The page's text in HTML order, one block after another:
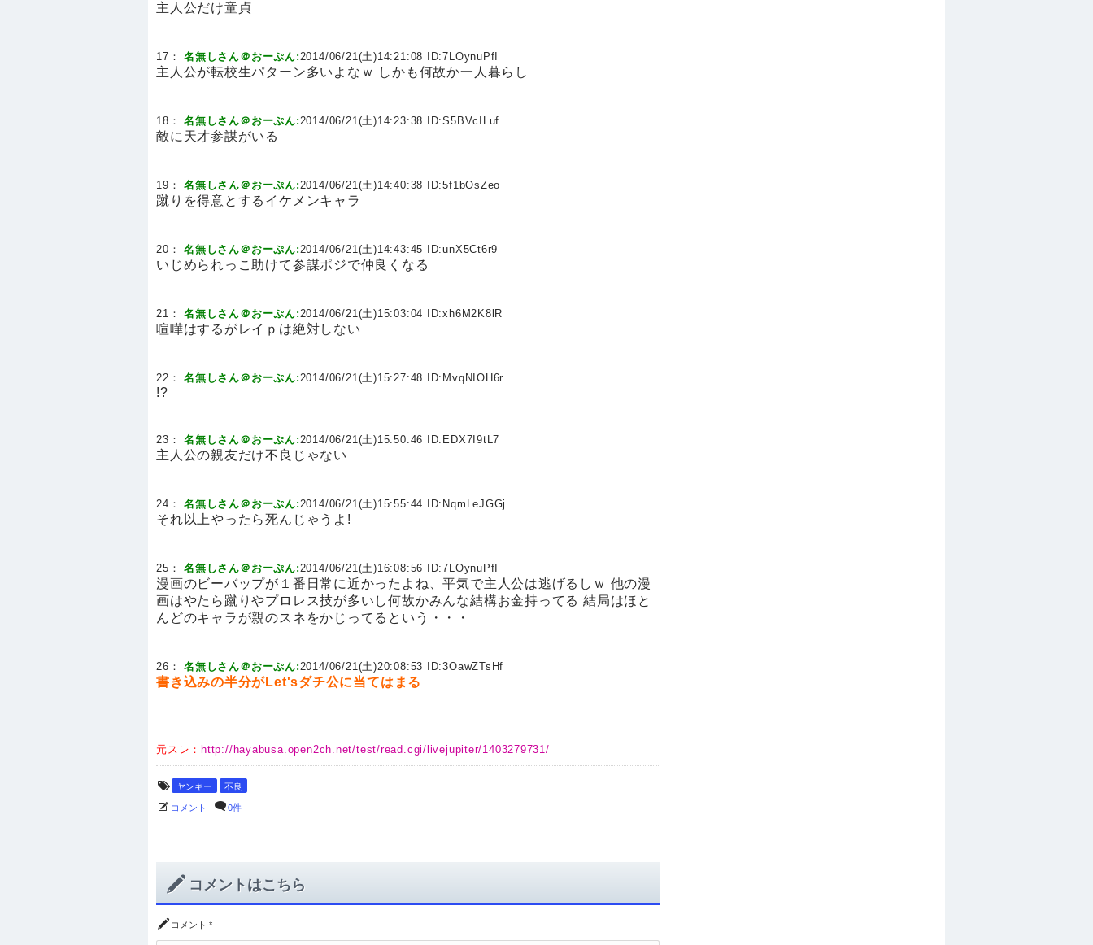
主人公だけ童貞
17：名無しさん＠おーぷん:2014/06/21(土)14:21:08 ID:7LOynuPfI
主人公が転校生パターン多いよなｗ しかも何故か一人暮らし
18：名無しさん＠おーぷん:2014/06/21(土)14:23:38 ID:S5BVcILuf
敵に天才参謀がいる
19：名無しさん＠おーぷん:2014/06/21(土)14:40:38 ID:5f1bOsZeo
蹴りを得意とするイケメンキャラ
20：名無しさん＠おーぷん:2014/06/21(土)14:43:45 ID:unX5Ct6r9
いじめられっこ助けて参謀ポジで仲良くなる
21：名無しさん＠おーぷん:2014/06/21(土)15:03:04 ID:xh6M2K8lR
喧嘩はするがレイｐは絶対しない
22：名無しさん＠おーぷん:2014/06/21(土)15:27:48 ID: MvqNIOH6r
!?
23：名無しさん＠おーぷん:2014/06/21(土)15:50:46 ID: EDX7I9tL7
主人公の親友だけ不良じゃない
24：名無しさん＠おーぷん:2014/06/21(土)15:55:44 ID: NqmLeJGGj
それ以上やったら死んじゃうよ!
25：名無しさん＠おーぷん:2014/06/21(土)16:08:56 ID:7LOynuPfI
漫画のビーバップが１番日常に近かったよね、平気で主人公は逃げるしｗ 他の漫
画はやたら蹴りやプロレス技が多いし何故かみんな結構お金持ってる 結局はほと
んどのキャラが親のスネをかじってるという・・・
26：名無しさん＠おーぷん:2014/06/21(土)20:08:53 ID:3OawZTsHf
書き込みの半分がLet'sダチ公に当てはまる
元スレ： http://hayabusa.open2ch.net/test/read.cgi/livejupiter/1403279731/
ヤンキー 不良
コメント 0件
コメントはこちら
コメント *